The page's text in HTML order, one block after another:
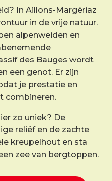
In Aillons-Margériaz
in de vrije natuur.
alpenweiden en
des Bauges wordt
een genot. Er zijn
je prestatie en
combineren.
zo uniek? De
reliëf en de zachte
kreupelhout en sta
zee van bergtoppen.